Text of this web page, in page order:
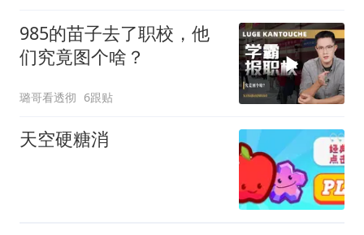
985的苗子去了职校，他
们究竟图个啥？
璐哥看透彻 6跟贴
天空硬糖消